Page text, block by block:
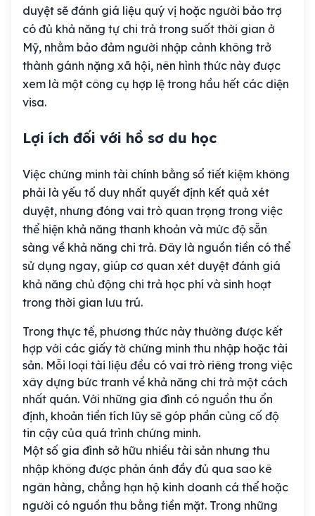
duyệt sẽ đánh giá liệu quý vị hoặc người bảo trợ
có đủ khả năng tự chi trả trong suốt thời gian ở
Mỹ, nhằm bảo đảm người nhập cảnh không trở
thành gánh nặng xã hội, nên hình thức này được
xem là một công cụ hợp lệ trong hầu hết các diện
visa.
Lợi ích đối với hồ sơ du học
Việc chứng minh tài chính bằng sổ tiết kiệm không
phải là yếu tố duy nhất quyết định kết quả xét
duyệt, nhưng đóng vai trò quan trọng trong việc
thể hiện khả năng thanh khoản và mức độ sẵn
sàng về khả năng chi trả. Đây là nguồn tiền có thể
sử dụng ngay, giúp cơ quan xét duyệt đánh giá
khả năng chủ động chi trả học phí và sinh hoạt
trong thời gian lưu trú.
Trong thực tế, phương thức này thường được kết
hợp với các giấy tờ chứng minh thu nhập hoặc tài
sản. Mỗi loại tài liệu đều có vai trò riêng trong việc
xây dựng bức tranh về khả năng chi trả một cách
nhất quán. Với những gia đình có nguồn thu ổn
định, khoản tiền tích lũy sẽ góp phần củng cố độ
tin cậy của quá trình chứng minh.
Một số gia đình sở hữu nhiều tài sản nhưng thu
nhập không được phản ánh đầy đủ qua sao kê
ngân hàng, chẳng hạn hộ kinh doanh cá thể hoặc
người có nguồn thu bằng tiền mặt. Trong những